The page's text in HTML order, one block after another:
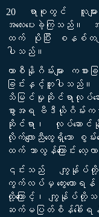
20 ရာစုတွင် လူမျာ
အလေးပေးခဲ့ကြသည်
ထက် ပိုပြီး စနစ်တကျ
ပါသည်။
ကာစီနိုဂိမ်းများ ကစ
ခြင်းနှင့်တူပါသည်။
သိမြင်မှုဆိုင်ရာလုပ်ဆေ
စွာအရ ဗီဒီယိုဂိမ်းကစ
ဆိုင်ရာ၊ လုပ်ဆော
လိုက်လျောညီထွေရှိသော စွ
ထက် သာလွန်ကြောင်း လေ့
၎င်းသည် ကျွန်ုပ်တို့
ကွက်လပ်မှ တွေးတောရန်
ထို့ကြောင့်၊ ကျွန်ုပ်တို့
ဆက်မပြတ်စိန်ခေါ်ရန်